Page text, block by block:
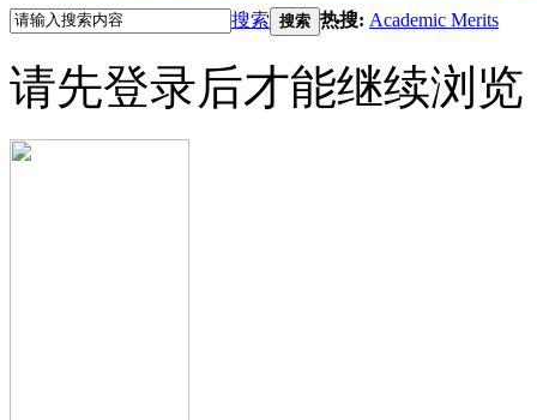
搜索 搜索 热搜: Academic Merits
请先登录后才能继续浏览